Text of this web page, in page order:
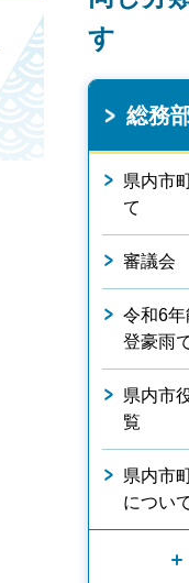
す
総務
県内市
て
審議会
令和6
登豪雨
県内市
覧
県内市
につい